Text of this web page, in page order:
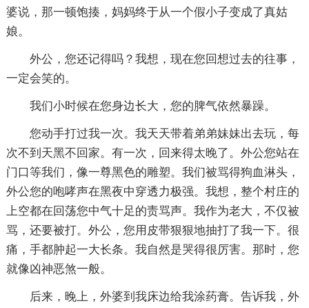
婆说，那一顿饱揍，妈妈终于从一个假小子变成了真姑
娘。
外公，您还记得吗？我想，现在您回想过去的往事，
一定会笑的。
我们小时候在您身边长大，您的脾气依然暴躁。
您动手打过我一次。我天天带着弟弟妹妹出去玩，每
次不到天黑不回家。有一次，回来得太晚了。外公您站在
门口等我们，像一尊黑色的雕塑。我们被骂得狗血淋头，
外公您的咆哮声在黑夜中穿透力极强。我想，整个村庄的
上空都在回荡您中气十足的责骂声。我作为老大，不仅被
骂，还要被打。外公，您用皮带狠狠地抽打了我一下。很
痛，手都肿起一大长条。我自然是哭得很厉害。那时，您
就像凶神恶煞一般。
后来，晚上，外婆到我床边给我涂药膏。告诉我，外